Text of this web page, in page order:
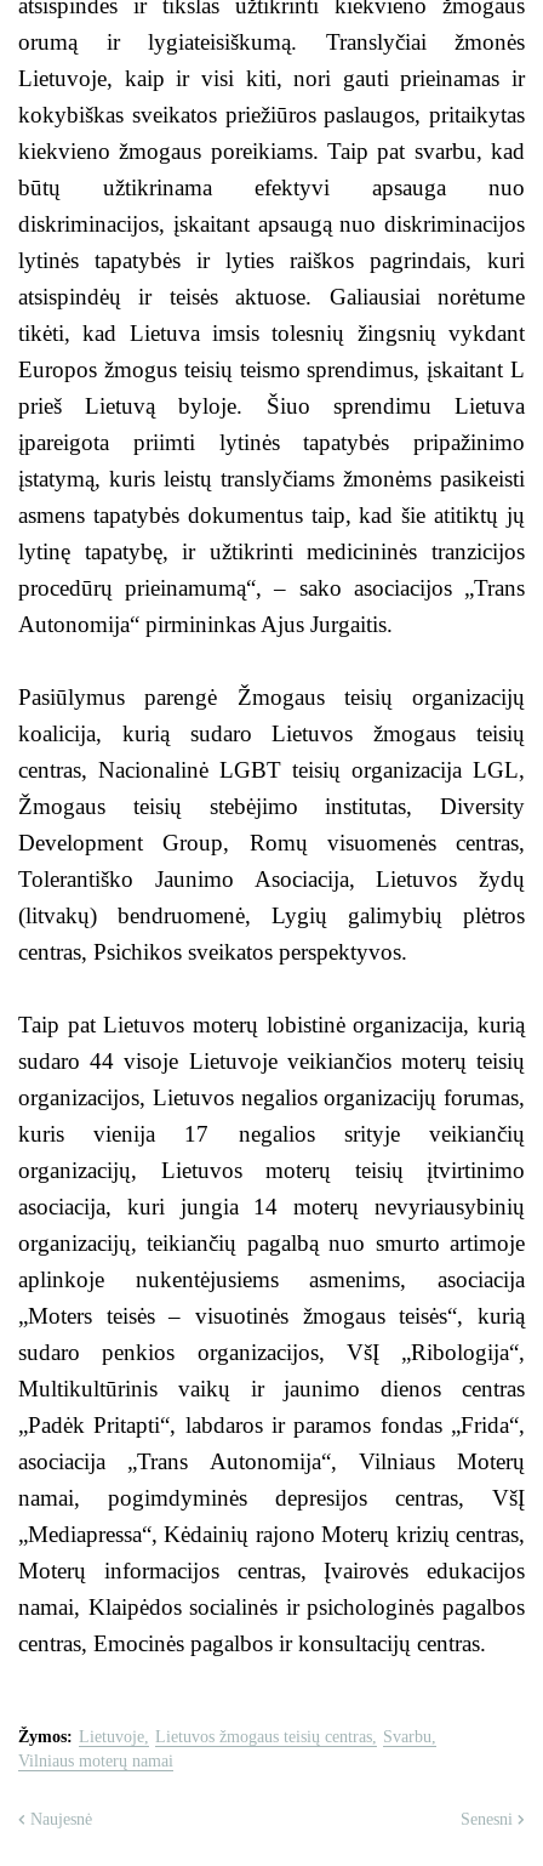
atsispindės ir tikslas užtikrinti kiekvieno žmogaus
orumą ir lygiateisiškumą. Translyčiai žmonės
Lietuvoje, kaip ir visi kiti, nori gauti prieinamas ir
kokybiškas sveikatos priežiūros paslaugos, pritaikytas
kiekvieno žmogaus poreikiams. Taip pat svarbu, kad
būtų užtikrinama efektyvi apsauga nuo
diskriminacijos, įskaitant apsaugą nuo diskriminacijos
lytinės tapatybės ir lyties raiškos pagrindais, kuri
atsispindėų ir teisės aktuose. Galiausiai norėtume
tikėti, kad Lietuva imsis tolesnių žingsnių vykdant
Europos žmogus teisių teismo sprendimus, įskaitant L
prieš Lietuvą byloje. Šiuo sprendimu Lietuva
įpareigota priimti lytinės tapatybės pripažinimo
įstatymą, kuris leistų translyčiams žmonėms pasikeisti
asmens tapatybės dokumentus taip, kad šie atitiktų jų
lytinę tapatybę, ir užtikrinti medicininės tranzicijos
procedūrų prieinamumą“, – sako asociacijos „Trans
Autonomija“ pirmininkas Ajus Jurgaitis.
Pasiūlymus parengė Žmogaus teisių organizacijų
koalicija, kurią sudaro Lietuvos žmogaus teisių
centras, Nacionalinė LGBT teisių organizacija LGL,
Žmogaus teisių stebėjimo institutas, Diversity
Development Group, Romų visuomenės centras,
Tolerantiško Jaunimo Asociacija, Lietuvos žydų
(litvakų) bendruomenė, Lygių galimybių plėtros
centras, Psichikos sveikatos perspektyvos.
Taip pat Lietuvos moterų lobistinė organizacija, kurią
sudaro 44 visoje Lietuvoje veikiančios moterų teisių
organizacijos, Lietuvos negalios organizacijų forumas,
kuris vienija 17 negalios srityje veikiančių
organizacijų, Lietuvos moterų teisių įtvirtinimo
asociacija, kuri jungia 14 moterų nevyriausybinių
organizacijų, teikiančių pagalbą nuo smurto artimoje
aplinkoje nukentėjusiems asmenims, asociacija
„Moters teisės – visuotinės žmogaus teisės“, kurią
sudaro penkios organizacijos, VšĮ „Ribologija“,
Multikultūrinis vaikų ir jaunimo dienos centras
„Padėk Pritapti“, labdaros ir paramos fondas „Frida“,
asociacija „Trans Autonomija“, Vilniaus Moterų
namai, pogimdyminės depresijos centras, VšĮ
„Mediapressa“, Kėdainių rajono Moterų krizių centras,
Moterų informacijos centras, Įvairovės edukacijos
namai, Klaipėdos socialinės ir psichologinės pagalbos
centras, Emocinės pagalbos ir konsultacijų centras.
Žymos: Lietuvoje Lietuvos žmogaus teisių centras
Svarbu
Vilniaus moterų namai
Naujesnė Senesni